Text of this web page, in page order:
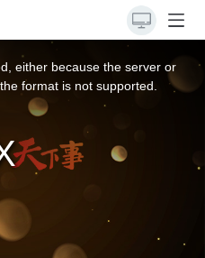
either because the server or
format is not supported.